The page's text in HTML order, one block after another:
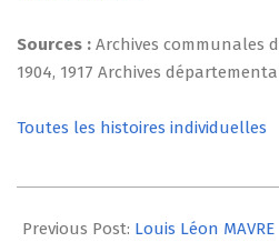
Sources : Archives communales
1904, 1917 Archives
Toutes les histoires individuelles
07-
Previous Post: Louis Léon MAVRE